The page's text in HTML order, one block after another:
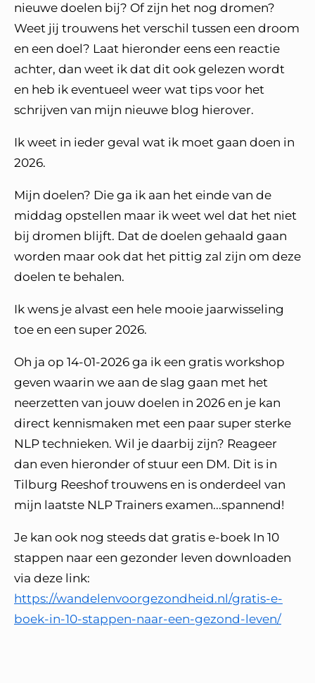
nieuwe doelen bij? Of zijn het nog dromen?
Weet jij trouwens het verschil tussen een droom
en een doel? Laat hieronder eens een reactie
achter, dan weet ik dat dit ook gelezen wordt
en heb ik eventueel weer wat tips voor het
schrijven van mijn nieuwe blog hierover.
Ik weet in ieder geval wat ik moet gaan doen in
2026.
Mijn doelen? Die ga ik aan het einde van de
middag opstellen maar ik weet wel dat het niet
bij dromen blijft. Dat de doelen gehaald gaan
worden maar ook dat het pittig zal zijn om deze
doelen te behalen.
Ik wens je alvast een hele mooie jaarwisseling
toe en een super 2026.
Oh ja op 14-01-2026 ga ik een gratis workshop
geven waarin we aan de slag gaan met het
neerzetten van jouw doelen in 2026 en je kan
direct kennismaken met een paar super sterke
NLP technieken. Wil je daarbij zijn? Reageer
dan even hieronder of stuur een DM. Dit is in
Tilburg Reeshof trouwens en is onderdeel van
mijn laatste NLP Trainers examen...spannend!
Je kan ook nog steeds dat gratis e-boek In 10
stappen naar een gezonder leven downloaden
via deze link:
https://wandelenvoorgezondheid.nl/gratis-e-
boek-in-10-stappen-naar-een-gezond-leven/